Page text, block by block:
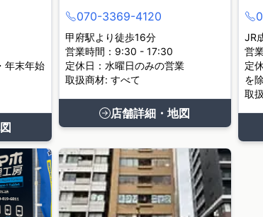
年末年始
070-3369-4120
甲府駅より徒歩16分
営業時間：9:30 - 17:30
定休日：水曜日のみの営業
取扱商材: すべて
店舗詳細・地図
JR
営
定
を
取